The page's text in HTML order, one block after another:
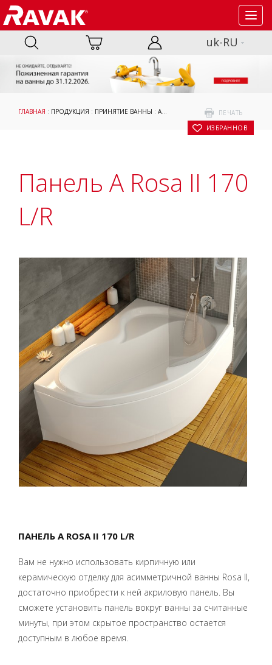
uk-RU
ПЕЧАТЬ
В ИЗБРАННОЕ
ГЛАВНАЯ : ПРОДУКЦИЯ : ПРИНЯТИЕ ВАННЫ : АКСЕССУАРЫ ОПОРЫ, ПАНЕЛИ И
Панель A Rosa II 170
L/R
ПАНЕЛЬ A ROSA II 170 L/R
Вам не нужно использовать кирпичную или
керамическую отделку для асимметричной ванны Rosa II,
достаточно приобрести к ней акриловую панель. Вы
сможете установить панель вокруг ванны за считанные
минуты, при этом скрытое пространство остается
доступным в любое время.